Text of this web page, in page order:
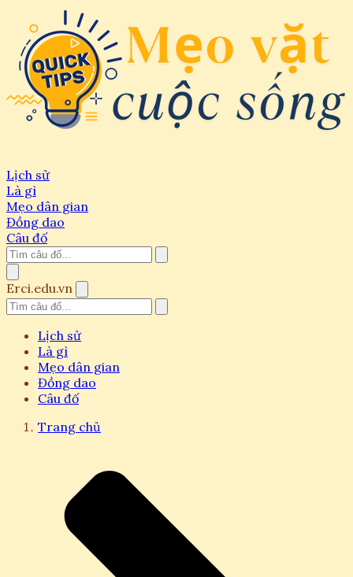
Lịch sử
Là gì
Mẹo dân gian
Đồng dao
Câu đố
Erci.edu.vn
Lịch sử
Là gì
Mẹo dân gian
Đồng dao
Câu đố
Trang chủ